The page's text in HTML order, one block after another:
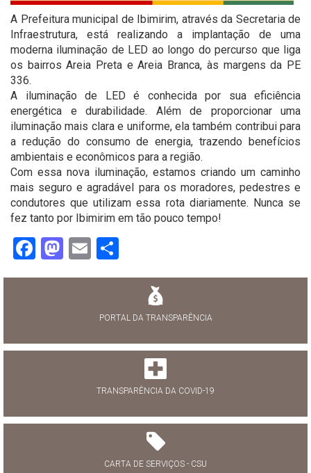
A Prefeitura municipal de Ibimirim, através da Secretaria de
Infraestrutura, está realizando a implantação de uma
moderna iluminação de LED ao longo do percurso que liga
os bairros Areia Preta e Areia Branca, às margens da PE
336.
A iluminação de LED é conhecida por sua eficiência
energética e durabilidade. Além de proporcionar uma
iluminação mais clara e uniforme, ela também contribui para
a redução do consumo de energia, trazendo benefícios
ambientais e econômicos para a região.
Com essa nova iluminação, estamos criando um caminho
mais seguro e agradável para os moradores, pedestres e
condutores que utilizam essa rota diariamente. Nunca se
fez tanto por Ibimirim em tão pouco tempo!
Facebook
Mastodon
Email
PORTAL DA TRANSPARÊNCIA
TRANSPARÊNCIA DA COVID-19
CARTA DE SERVIÇOS - CSU